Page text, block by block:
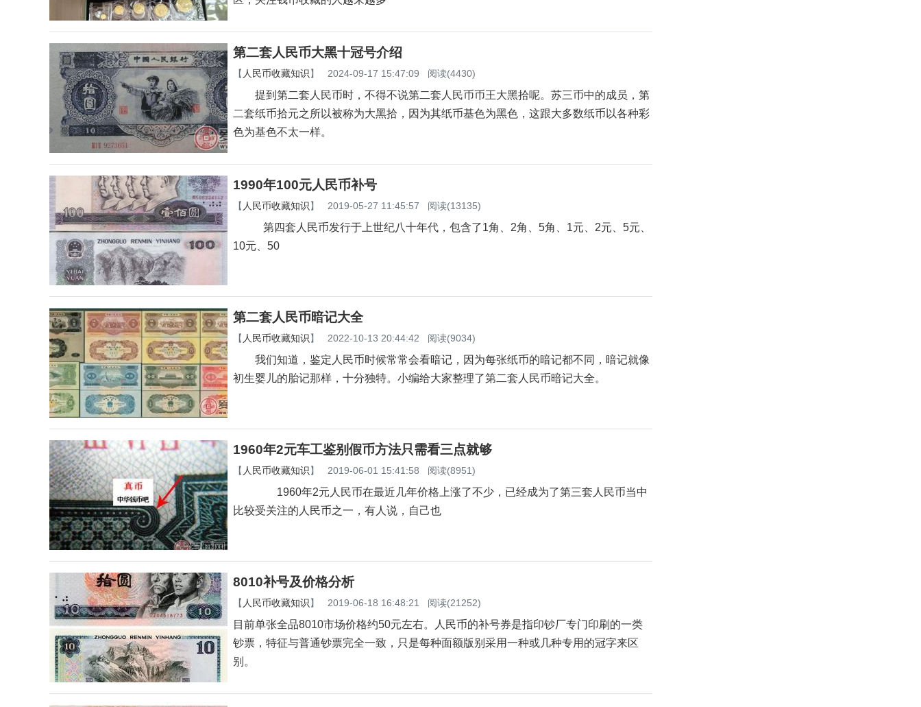
第二套人民币大黑十冠号介绍
【 人民币收藏知识】 2024-09-17 15:47:09 阅读(4430)
提到第二套人民币时，不得不说第二套人民币币王大黑拾呢。苏三币中的成员，第
二套纸币拾元之所以被称为大黑拾，因为其纸币基色为黑色，这跟大多数纸币以各种彩
色为基色不太一样。
1990年100元人民币补号
【 人民币收藏知识】 2019-05-27 11:45:57 阅读(13135)
第四套人民币发行于上世纪八十年代，包含了1角、2角、5角、1元、2元、5元、
10元、50
第二套人民币暗记大全
【 人民币收藏知识】 2022-10-13 20:44:42 阅读(9034)
我们知道，鉴定人民币时候常常会看暗记，因为每张纸币的暗记都不同，暗记就像
初生婴儿的胎记那样，十分独特。小编给大家整理了第二套人民币暗记大全。
1960年2元车工鉴别假币方法只需看三点就够
【 人民币收藏知识】 2019-06-01 15:41:58 阅读(8951)
1960年2元人民币在最近几年价格上涨了不少，已经成为了第三套人民币当中
比较受关注的人民币之一，有人说，自己也
8010补号及价格分析
【 人民币收藏知识】 2019-06-18 16:48:21 阅读(21252)
目前单张全品8010市场价格约50元左右。人民币的补号券是指印钞厂专门印刷的一类
钞票，特征与普通钞票完全一致，只是每种面额版别采用一种或几种专用的冠字来区
别。